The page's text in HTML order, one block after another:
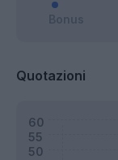
Quotazioni